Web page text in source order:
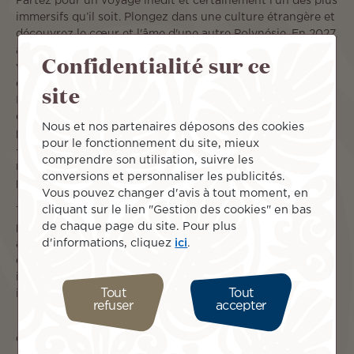
immersifs qu’il soit. Plongez dans une culture étrangère et
découvrez le cœur et l'âme d'une autre Polynésie. En 2027,
arrivera l'Aranoa. A l'instar de l'Aranui, ce cargo mixte
viendra ravitailler l’archipel des Australes et faire
découvrir ses îles magnifiques encore méconnues.
Incarnation d'une Polynésie confidentielle, encore à l’écart
du tourisme de masse, cet archipel réunit cinq îles
principales — Rimatara, Rurutu, Tubuaï, Raivavae et Rapa
— chacune révélant des paysages puissants et préservés :
montagnes verdoyantes, lagons aux nuances turquoise et
plages de sable blanc immaculé.
Terre de traditions vivantes, les Australes se distinguent
par la finesse de leur artisanat, notamment la vannerie,
ainsi que par la richesse de leurs légendes et l’authenticité
de leur mode de vie. Ici, le rythme se fait plus doux,
invitant à une immersion rare au cœur d’une Polynésie
intime, sincère et profondément préservée.
Voyage d’une durée totale de 15 jours avec un itinéraire
de 13 nuits en Polynésie française.
Confidentialité sur ce
site
Nous et nos partenaires déposons des cookies
pour le fonctionnement du site, mieux
comprendre son utilisation, suivre les
conversions et personnaliser les publicités.
Vous pouvez changer d'avis à tout moment, en
cliquant sur le lien "Gestion des cookies" en bas
de chaque page du site. Pour plus
d'informations, cliquez ici
Tout
refuser
Tout
accepter